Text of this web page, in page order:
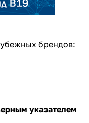
брендов:
указателем